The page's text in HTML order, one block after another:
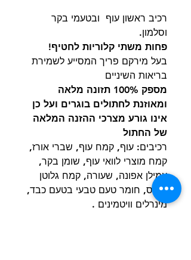
רכיב ראשון עוף ובטעמי בקר
וסלמון.
פחות משתי קלוריות לחטיף!
בעל מירקם פריך המסייע לשמירת
בריאות השיניים
מספק 100% תזונה מלאה
ומאוזנת לחתולים בוגרים ועל כן
אינו גורע מצרכי ההזנה המלאה
של החתול
רכיבים: עוף, קמח עוף, שברי אורז,
קמח מוצרי לוואי עוף, שומן בקר,
עמילן אפונה, שעורה, קמח גלוטן
תירס, חומר טעם טבעי בטעם כבד,
מינרלים וויטמינים .